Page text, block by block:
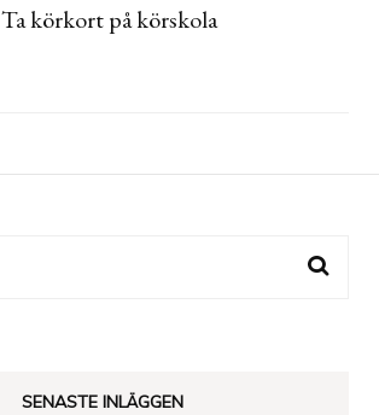
Ta körkort på körskola
SENASTE INLÄGGEN